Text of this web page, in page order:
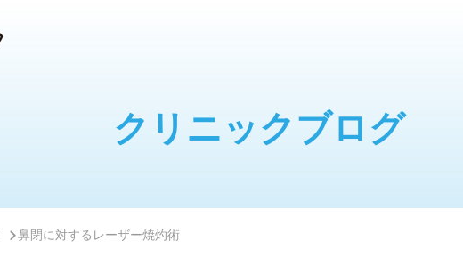
クリニックブログ
鼻閉に対するレーザー焼灼術